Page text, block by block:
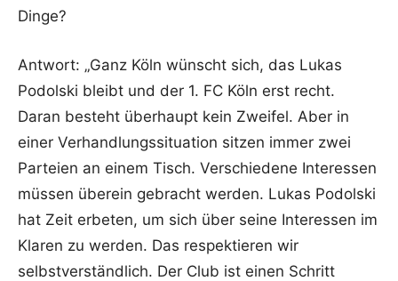
Dinge?
Antwort: „Ganz Köln wünscht sich, das Lukas
Podolski bleibt und der 1. FC Köln erst recht.
Daran besteht überhaupt kein Zweifel. Aber in
einer Verhandlungssituation sitzen immer zwei
Parteien an einem Tisch. Verschiedene Interessen
müssen überein gebracht werden. Lukas Podolski
hat Zeit erbeten, um sich über seine Interessen im
Klaren zu werden. Das respektieren wir
selbstverständlich. Der Club ist einen Schritt